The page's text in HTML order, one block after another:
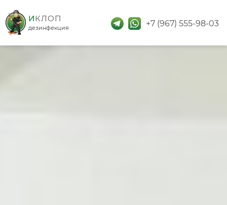
дезинфекция